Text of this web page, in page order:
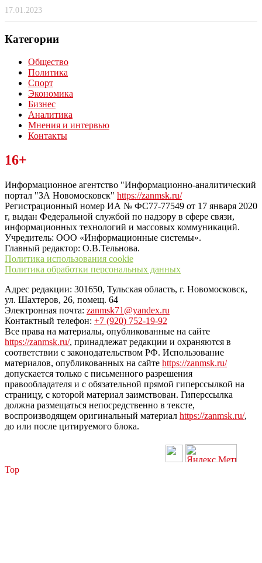
17.01.2023
Категории
Общество
Политика
Спорт
Экономика
Бизнес
Аналитика
Мнения и интервью
Контакты
Читайте последние новости дня в Тульской области на сайте
“ЗаНовомосковск”
16+
Информационное агентство "Информационно-аналитический
портал "ЗА Новомосковск" https://zanmsk.ru/
Регистрационный номер ИА № ФС77-77549 от 17 января 2020
г, выдан Федеральной службой по надзору в сфере связи,
информационных технологий и массовых коммуникаций.
Учредитель: ООО «Информационные системы».
Главный редактор: О.В.Тельнова.
Политика использования cookie
Политика обработки персональных данных
Адрес редакции: 301650, Тульская область, г. Новомосковск,
ул. Шахтеров, 26, помещ. 64
Электронная почта: zanmsk71@yandex.ru
Контактный телефон: +7 (920) 752-19-92
Все права на материалы, опубликованные на сайте
https://zanmsk.ru/, принадлежат редакции и охраняются в
соответствии с законодательством РФ. Использование
материалов, опубликованных на сайте https://zanmsk.ru/
допускается только с письменного разрешения
правообладателя и с обязательной прямой гиперссылкой на
страницу, с которой материал заимствован. Гиперссылка
должна размещаться непосредственно в тексте,
воспроизводящем оригинальный материал https://zanmsk.ru/,
до или после цитируемого блока.
Top